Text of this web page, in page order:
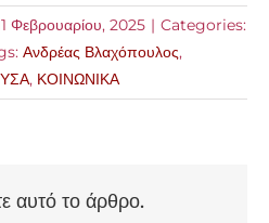
Φεβρουαρίου, 2025 | Categories:
Ανδρέας Βλαχόπουλος,
, ΚΟΙΝΩΝΙΚΑ
αυτό το άρθρο.